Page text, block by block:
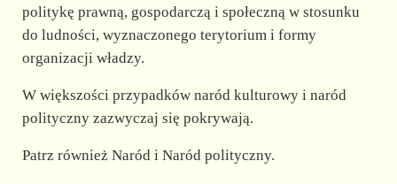
politykę prawną, gospodarczą i społeczną w stosunku
do ludności, wyznaczonego terytorium i formy
organizacji władzy.
W większości przypadków naród kulturowy i naród
polityczny zazwyczaj się pokrywają.
Patrz również Naród i Naród polityczny.